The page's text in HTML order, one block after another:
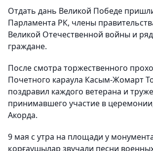
Отдать дань Великой Победе
Парламента РК, члены
Великой Отечественной войны и
граждане.
После смотра торжественного
Почетного караула Касым-Жомарт
поздравил каждого ветерана и
принимавшего участие в
Акорда.
9 мая с утра на площади у
қорғаушылар звучали песни